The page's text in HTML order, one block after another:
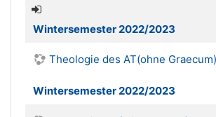
Wintersemester 2022/2023
Theologie des AT(ohne
Wintersemester 2022/2023